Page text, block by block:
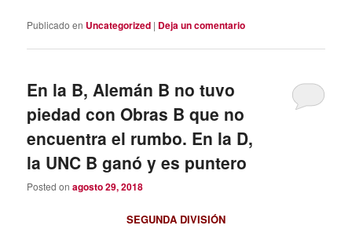
Publicado en Uncategorized | Deja un comentario
En la B, Alemán B no tuvo
piedad con Obras B que no
encuentra el rumbo. En la D,
la UNC B ganó y es puntero
Posted onagosto 29, 2018
SEGUNDA DIVISIÓN